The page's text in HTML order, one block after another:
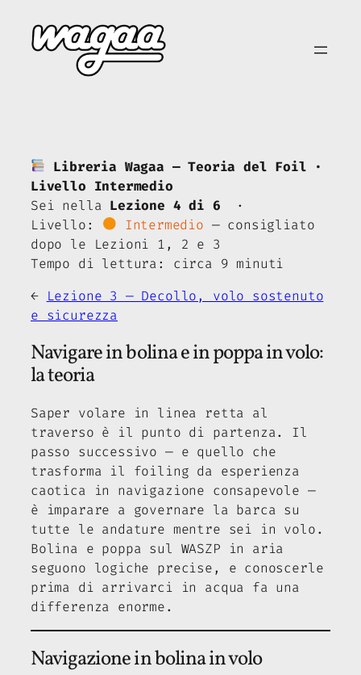
contenuto
Libreria Wagaa — Teoria del Foil ·
Livello Intermedio
Sei nella Lezione 4 di 6 ·
Livello:
Intermedio — consigliato
dopo le Lezioni 1, 2 e 3
Tempo di lettura: circa 9 minuti
← Lezione 3 — Decollo, volo sostenuto
e sicurezza
Navigare in bolina e in poppa in volo:
la teoria
Saper volare in linea retta al
traverso è il punto di partenza. Il
passo successivo — e quello che
trasforma il foiling da esperienza
caotica in navigazione consapevole —
è imparare a governare la barca su
tutte le andature mentre sei in volo.
Bolina e poppa sul WASZP in aria
seguono logiche precise, e conoscerle
prima di arrivarci in acqua fa una
differenza enorme.
Navigazione in bolina in volo